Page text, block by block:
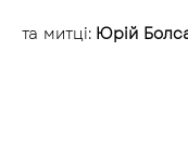
та митці: Юрій